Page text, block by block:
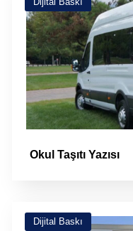
Okul Taşıtı Yazısı
Dijital Baskı